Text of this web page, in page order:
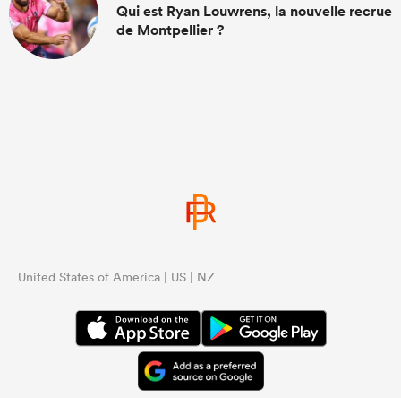
Qui est Ryan Louwrens, la nouvelle recrue
de Montpellier ?
United States of America | US | NZ